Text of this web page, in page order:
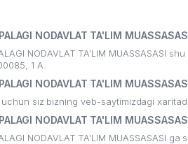
PROEKT MChJ
VAKOLATXONA
MChJ
NODAVLAT TA'LIM
NODAVLAT TA'LIM MUASSASASI
1 A.
NODAVLAT TA'LIM
siz bizning veb-saytimizdagi
NODAVLAT TA'LIM
NODAVLAT TA'LIM MUASSASASI